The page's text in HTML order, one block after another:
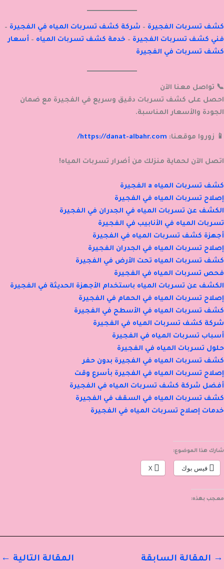
كشف تسربات الفجيرة – شركة كشف تسربات المياه في الفجيرة –
فني كشف تسربات الفجيرة – خدمة كشف تسربات المياه – أسعار
كشف تسربات في الفجيرة
📞 تواصل معنا الآن
احصل على كشف تسربات دقيق وسريع في الفجيرة مع ضمان
الجودة والأسعار المناسبة.
📱 زوروا موقعنا: https://danat-albahr.com/
اتصل الآن لحماية منزلك من أضرار تسربات المياه!
كشف تسربات المياه a الفجيرة
إصلاح تسربات المياه في الفجيرة
الكشف عن تسربات المياه في الجدران في الفجيرة
تسربات المياه في الأنابيب في الفجيرة
أجهزة كشف تسربات المياه في الفجيرة
إصلاح تسربات المياه في الجدران الفجيرة
كشف تسربات المياه تحت الأرض في الفجيرة
فحص تسربات المياه في الفجيرة
الكشف عن تسربات المياه باستخدام الأجهزة الحديثة في الفجيرة
إصلاح تسربات المياه في الحمام في الفجيرة
كشف تسربات المياه في الأسطح في الفجيرة
شركة كشف تسربات المياه في الفجيرة
أسباب تسربات المياه في الفجيرة
حلول تسربات المياه في الفجيرة
كشف تسربات المياه في الفجيرة بدون حفر
إصلاح تسربات المياه في الفجيرة بأسرع وقت
أفضل شركة كشف تسربات المياه في الفجيرة
كشف تسربات المياه في السقف في الفجيرة
خدمات إصلاح تسربات المياه في الفجيرة
شارك هذا الموضوع:
فيس بوك X
معجب بهذه:
→ المقالة السابقة المقالة التالية ←